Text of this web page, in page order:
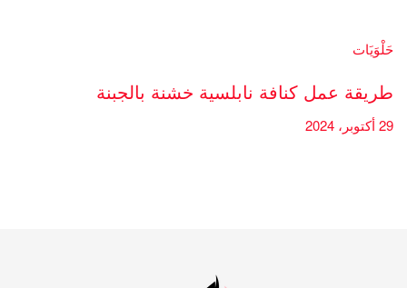
حَلْوَيَات
طريقة عمل كنافة نابلسية خشنة بالجبنة
29 أكتوبر، 2024